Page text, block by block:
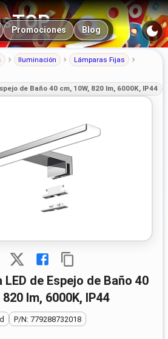
principal
Promociones Blog
Iluminación
Lámparas Fijas
de Baño 40 cm, 10W, 820 lm, 6000K, IP44
lm, 6000K, IP44
P/N: 779288732018